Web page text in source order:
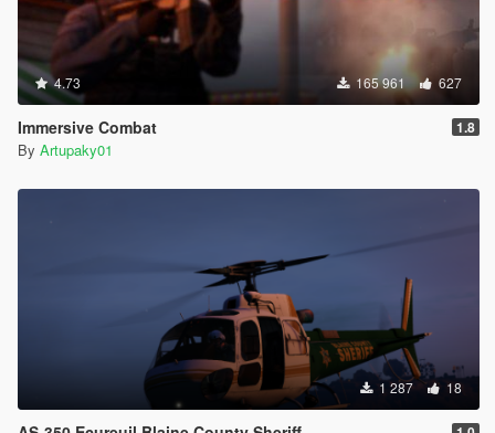
4.73 165 961 627
Immersive Combat 1.8
By Artupaky01
1 287 18